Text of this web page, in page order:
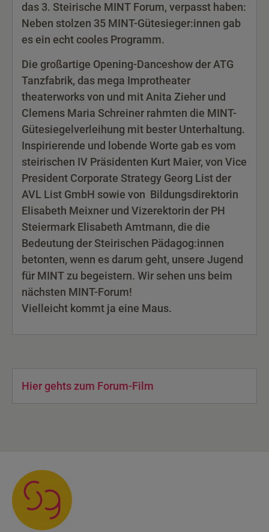
das 3. Steirische MINT Forum, verpasst haben:
Neben stolzen 35 MINT-Gütesieger:innen gab
es ein echt cooles Programm.
Die großartige Opening-Danceshow der ATG
Tanzfabrik, das mega Improtheater
theaterworks von und mit Anita Zieher und
Clemens Maria Schreiner rahmten die MINT-
Gütesiegelverleihung mit bester Unterhaltung.
Inspirierende und lobende Worte gab es vom
steirischen IV Präsidenten Kurt Maier, von Vice
President Corporate Strategy Georg List der
AVL List GmbH sowie von Bildungsdirektorin
Elisabeth Meixner und Vizerektorin der PH
Steiermark Elisabeth Amtmann, die die
Bedeutung der Steirischen Pädagog:innen
betonten, wenn es darum geht, unsere Jugend
für MINT zu begeistern. Wir sehen uns beim
nächsten MINT-Forum!
Vielleicht kommt ja eine Maus.
Hier gehts zum Forum-Film